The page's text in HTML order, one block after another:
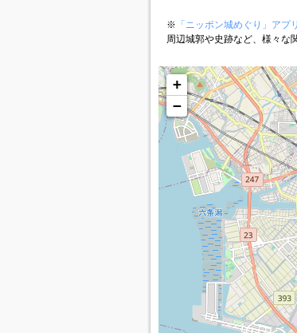
※ 「ニッポン城めぐり」アプリ
周辺城郭や史跡など、様々な
+
−